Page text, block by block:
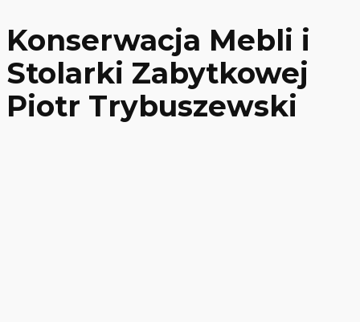
Konserwacja Mebli i
Stolarki Zabytkowej
Piotr Trybuszewski